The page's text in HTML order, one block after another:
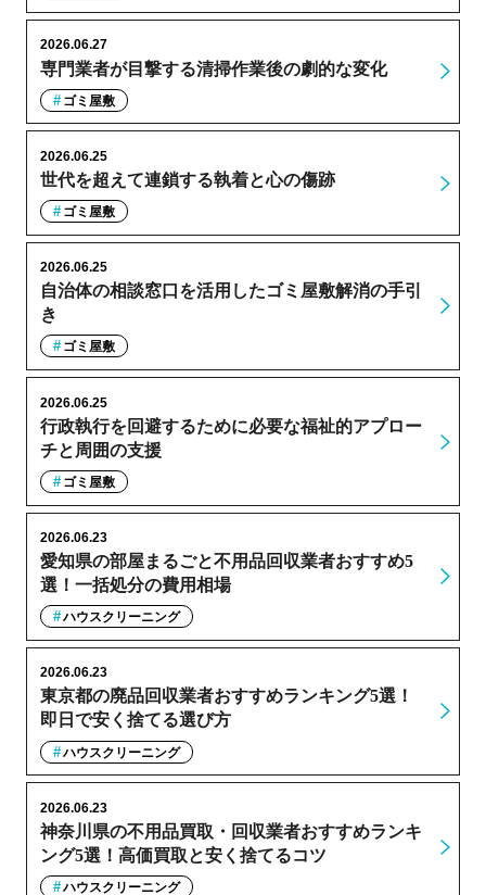
専門業者が目撃する清掃作業後の劇的な変化
2026.06.27
ゴミ屋敷
世代を超えて連鎖する執着と心の傷跡
2026.06.25
ゴミ屋敷
自治体の相談窓口を活用したゴミ屋敷解消の手引
き
2026.06.25
ゴミ屋敷
行政執行を回避するために必要な福祉的アプロー
チと周囲の支援
2026.06.25
ゴミ屋敷
愛知県の部屋まるごと不用品回収業者おすすめ5
選！一括処分の費用相場
2026.06.23
ハウスクリーニング
東京都の廃品回収業者おすすめランキング5選！
即日で安く捨てる選び方
2026.06.23
ハウスクリーニング
神奈川県の不用品買取・回収業者おすすめランキ
ング5選！高価買取と安く捨てるコツ
2026.06.23
ハウスクリーニング